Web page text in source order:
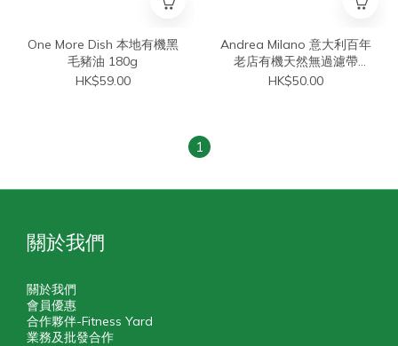
One More Dish 本地有機黑
毛豬油 180g
HK$59.00
Andrea Milano 意大利百年
老店有機天然無過濾帶
「Mother」蘋果醋 500ml
HK$50.00
1
關於我們
關於我們
會員優惠
合作夥伴-Fitness Yard
業務及批發合作